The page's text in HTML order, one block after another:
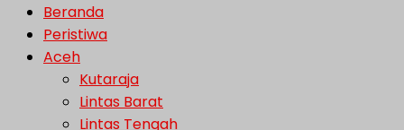
Beranda
Peristiwa
Aceh
Kutaraja
Lintas Barat
Lintas Tengah